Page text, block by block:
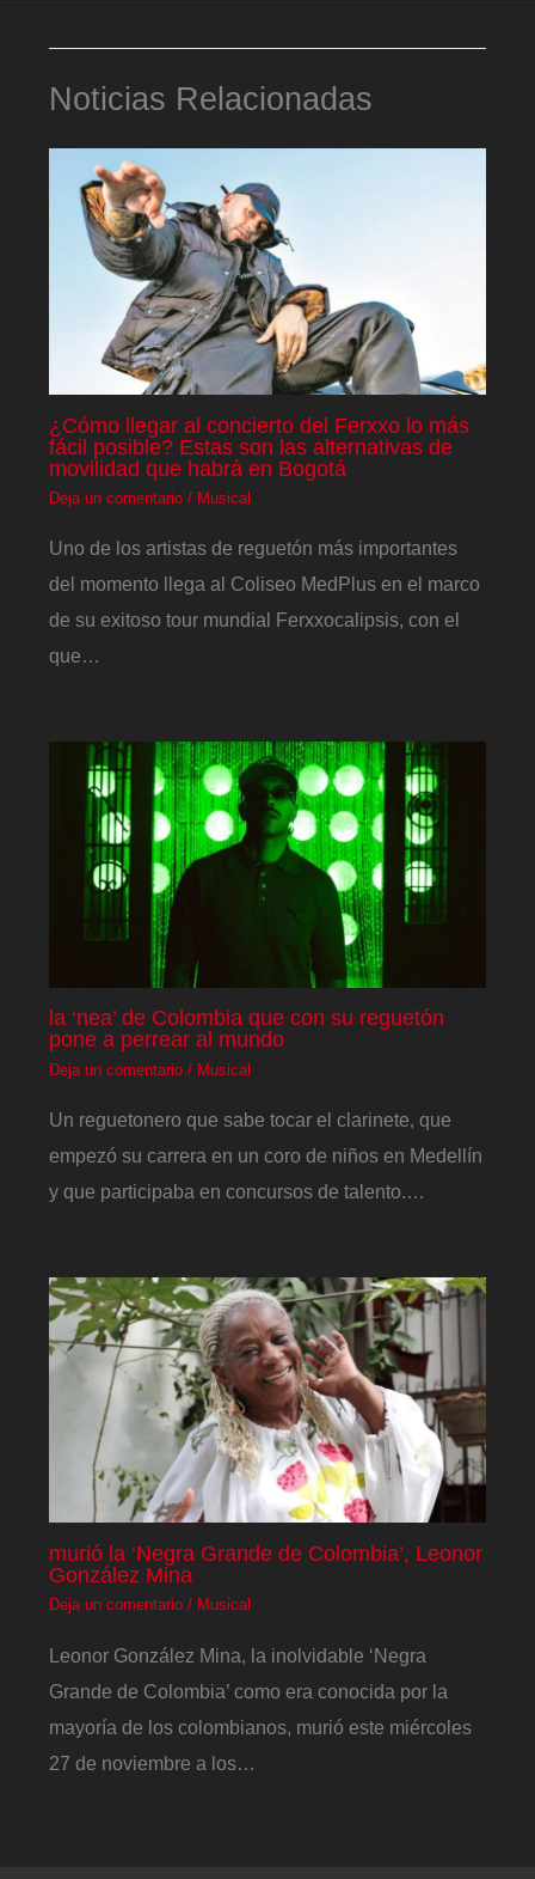
Noticias Relacionadas
¿Cómo llegar al concierto del Ferxxo lo más
fácil posible? Estas son las alternativas de
movilidad que habrá en Bogotá
Deja un comentario / Musical
Uno de los artistas de reguetón más importantes
del momento llega al Coliseo MedPlus en el marco
de su exitoso tour mundial Ferxxocalipsis, con el
que…
la ‘nea’ de Colombia que con su reguetón
pone a perrear al mundo
Deja un comentario / Musical
Un reguetonero que sabe tocar el clarinete, que
empezó su carrera en un coro de niños en Medellín
y que participaba en concursos de talento.…
murió la ‘Negra Grande de Colombia’, Leonor
González Mina
Deja un comentario / Musical
Leonor González Mina, la inolvidable ‘Negra
Grande de Colombia’ como era conocida por la
mayoría de los colombianos, murió este miércoles
27 de noviembre a los…